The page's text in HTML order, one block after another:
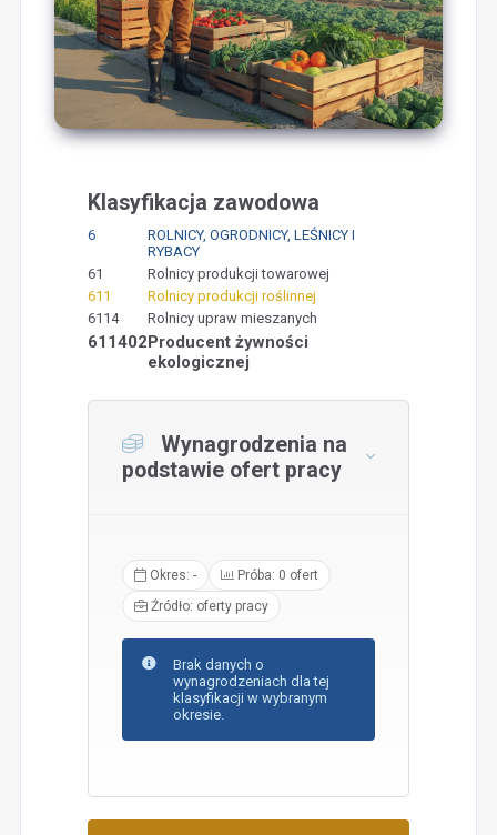
Klasyfikacja zawodowa
6
ROLNICY, OGRODNICY, LEŚNICY I
RYBACY
61
Rolnicy produkcji towarowej
611
Rolnicy produkcji roślinnej
6114
Rolnicy upraw mieszanych
611402Producent żywności
ekologicznej
Wynagrodzenia na
podstawie ofert pracy
Okres: -
Próba: 0 ofert
Źródło: oferty pracy
Brak danych o
wynagrodzeniach dla tej
klasyfikacji w wybranym
okresie.